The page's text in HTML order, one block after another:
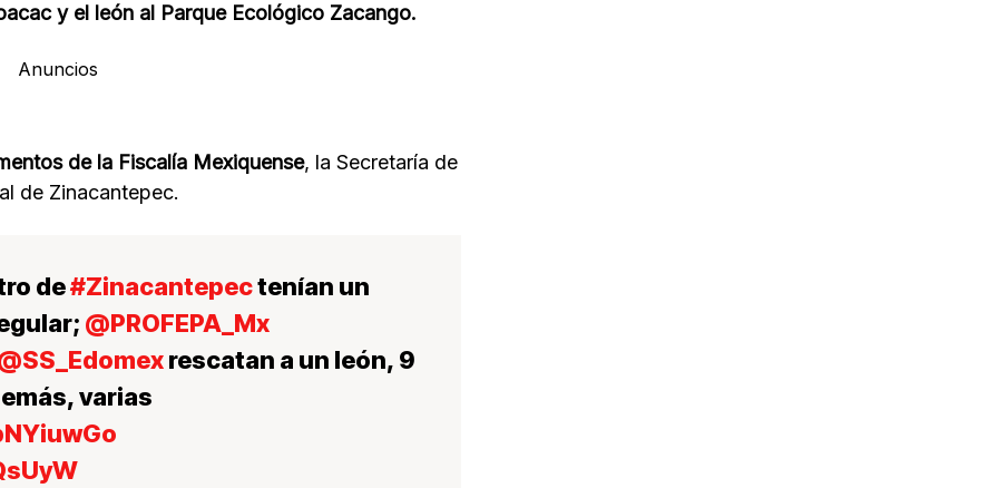
y el león al Parque Ecológico Zacango.
Anuncios
de la Fiscalía Mexiquense, la Secretaría de
de Zinacantepec.
de#Zinacantepectenían un
@PROFEPA_Mx
rescatan a un león, 9
varias